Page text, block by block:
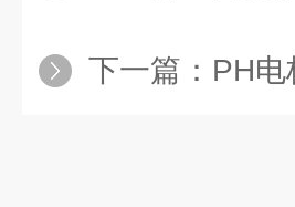
下一篇： PH